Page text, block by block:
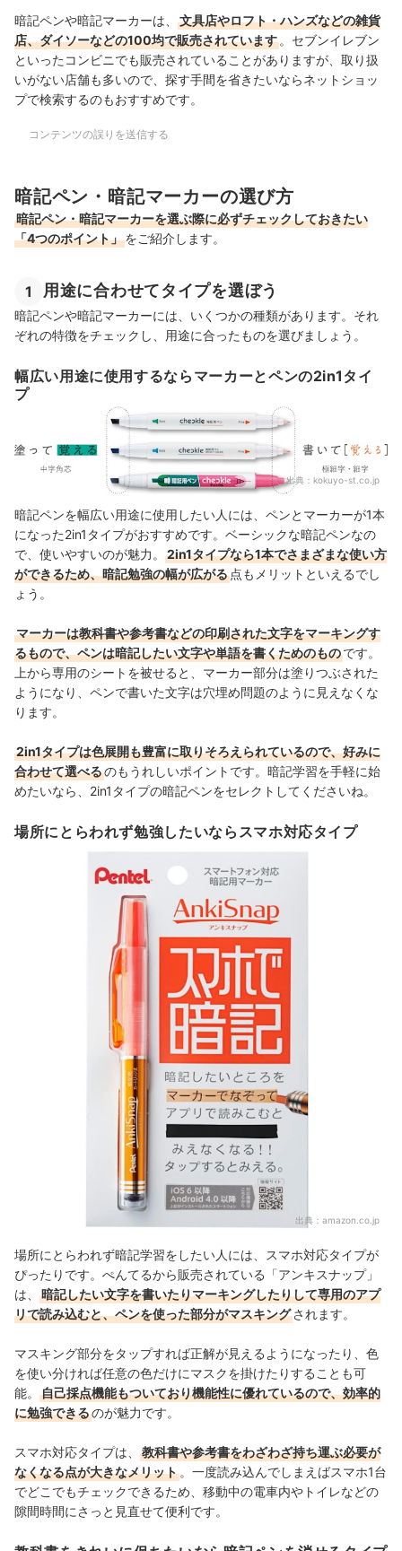
暗記ペンや暗記マーカーは、
文具店やロフト・ハンズなどの雑貨
店、ダイソーなどの100均で販売されています 。セブンイレブン
といったコンビニでも販売されていることがありますが、取り扱
いがない店舗も多いので、探す手間を省きたいならネットショッ
プで検索するのもおすすめです。
コンテンツの誤りを送信する
暗記ペン・暗記マーカーの選び方
暗記ペン・暗記マーカーを選ぶ際に必ずチェックしておきたい
「4つのポイント」をご紹介します。
1 用途に合わせてタイプを選ぼう
暗記ペンや暗記マーカーには、いくつかの種類があります。それ
ぞれの特徴をチェックし、用途に合ったものを選びましょう。
幅広い用途に使用するならマーカーとペンの2in1タイ
プ
出典： kokuyo-st.co.jp
暗記ペンを幅広い用途に使用したい人には、ペンとマーカーが1本
になった2in1タイプがおすすめです。ベーシックな暗記ペンなの
で、使いやすいのが魅力。
2in1タイプなら1本でさまざまな使い方
ができるため、暗記勉強の幅が広がる 点もメリットといえるでし
ょう。
マーカーは教科書や参考書などの印刷された文字をマーキングす
るもので、ペンは暗記したい文字や単語を書くためのものです。
上から専用のシートを被せると、マーカー部分は塗りつぶされた
ようになり、ペンで書いた文字は穴埋め問題のように見えなくな
ります。
2in1タイプは色展開も豊富に取りそろえられているので、好みに
合わせて選べるのもうれしいポイントです。暗記学習を手軽に始
めたいなら、2in1タイプの暗記ペンをセレクトしてくださいね。
場所にとらわれず勉強したいならスマホ対応タイプ
出典： amazon.co.jp
場所にとらわれず暗記学習をしたい人には、スマホ対応タイプが
ぴったりです。ぺんてるから販売されている「アンキスナップ」
は、
暗記したい文字を書いたりマーキングしたりして専用のアプ
リで読み込むと、ペンを使った部分がマスキングされます。
マスキング部分をタップすれば正解が見えるようになったり、色
を使い分ければ任意の色だけにマスクを掛けたりすることも可
能。
自己採点機能もついており機能性に優れているので、効率的
に勉強できるのが魅力です。
スマホ対応タイプは、
教科書や参考書をわざわざ持ち運ぶ必要が
なくなる点が大きなメリット 。一度読み込んでしまえばスマホ1台
でどこでもチェックできるため、移動中の電車内やトイレなどの
隙間時間にさっと見直せて便利です。